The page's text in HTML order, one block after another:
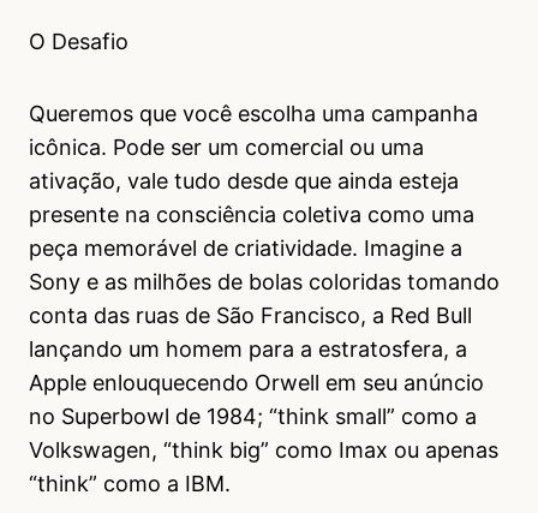
O Desafio
Queremos que você escolha uma campanha
icônica. Pode ser um comercial ou uma
ativação, vale tudo desde que ainda esteja
presente na consciência coletiva como uma
peça memorável de criatividade. Imagine a
Sony e as milhões de bolas coloridas tomando
conta das ruas de São Francisco, a Red Bull
lançando um homem para a estratosfera, a
Apple enlouquecendo Orwell em seu anúncio
no Superbowl de 1984; “think small” como a
Volkswagen, “think big” como Imax ou apenas
“think” como a IBM.